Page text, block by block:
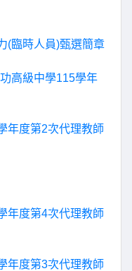
(臨時人員)甄選簡章
高級中學115學年
年度第2次代理教師
年度第4次代理教師
年度第3次代理教師